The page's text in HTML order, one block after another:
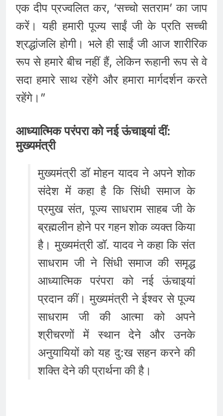
एक दीप प्रज्वलित कर, ‘सच्चो सतराम’ का जाप
करें। यही हमारी पूज्य साईं जी के प्रति सच्ची
श्रद्धांजलि होगी। भले ही साईं जी आज शारीरिक
रूप से हमारे बीच नहीं हैं, लेकिन रूहानी रूप से वे
सदा हमारे साथ रहेंगे और हमारा मार्गदर्शन करते
रहेंगे।”
आध्यात्मिक परंपरा को नई ऊंचाइयां दीं:
मुख्यमंत्री
मुख्यमंत्री डॉ मोहन यादव ने अपने शोक
संदेश में कहा है कि सिंधी समाज के
प्रमुख संत, पूज्य साधराम साहब जी के
ब्रह्मलीन होने पर गहन शोक व्यक्त किया
है। मुख्यमंत्री डॉ. यादव ने कहा कि संत
साधराम जी ने सिंधी समाज की समृद्ध
आध्यात्मिक परंपरा को नई ऊंचाइयां
प्रदान कीं। मुख्यमंत्री ने ईश्वर से पूज्य
साधराम जी की आत्मा को अपने
श्रीचरणों में स्थान देने और उनके
अनुयायियों को यह दु:ख सहन करने की
शक्ति देने की प्रार्थना की है।